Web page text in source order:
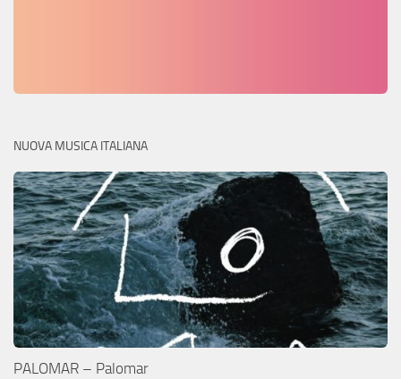
NUOVA MUSICA ITALIANA
PALOMAR – Palomar